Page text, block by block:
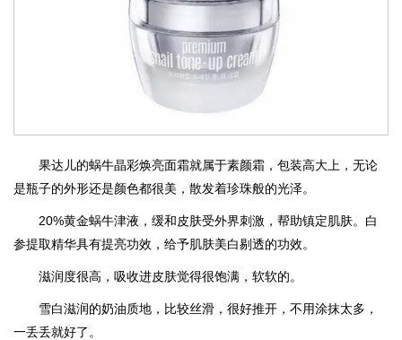
果达儿的蜗牛晶彩焕亮面霜就属于素颜霜，包装高大上，无论
是瓶子的外形还是颜色都很美，散发着珍珠般的光泽。
20%黄金蜗牛津液，缓和皮肤受外界刺激，帮助镇定肌肤。白
参提取精华具有提亮功效，给予肌肤美白剔透的功效。
滋润度很高，吸收进皮肤觉得很饱满，软软的。
雪白滋润的奶油质地，比较丝滑，很好推开，不用涂抹太多，
一丢丢就好了。